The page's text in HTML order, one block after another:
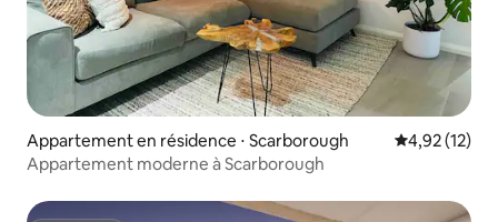
Appartement en résidence ⋅ Scarborough Évaluation
4,92 (12)
Appartement moderne à Scarborough